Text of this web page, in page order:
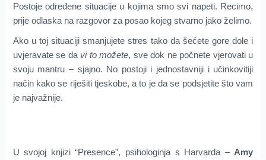
Postoje određene situacije u kojima smo svi napeti. Recimo,
prije odlaska na razgovor za posao kojeg stvarno jako želimo.
Ako u toj situaciji smanjujete stres tako da šećete gore dole i
uvjeravate se da vi to možete, sve dok ne počnete vjerovati u
svoju mantru – sjajno. No postoji i jednostavniji i učinkovitiji
način kako se riješiti tjeskobe, a to je da se podsjetite što vam
je najvažnije.
U svojoj knjizi “Presence”, psihologinja s Harvarda – Amy